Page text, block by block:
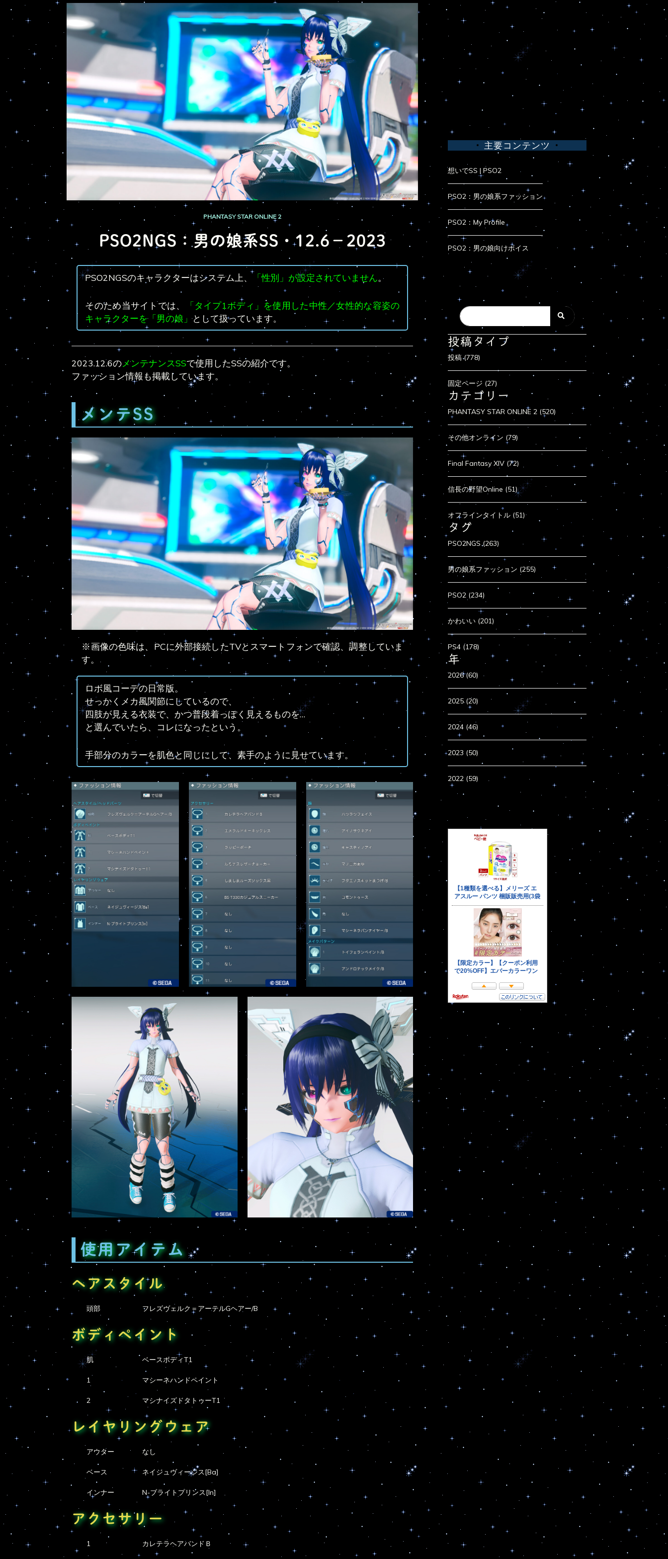
PHANTASY STAR ONLINE 2
PSO2NGS：男の娘系SS・12.6－2023
PSO2NGSのキャラクターはシステム上、 「性別」が設定されていません。
そのため当サイトでは、
「タイプ1ボディ」を使用した中性／女性的な容姿の
キャラクターを「男の娘」として扱っています。
2023.12.6のメンテナンスSSで使用したSSの紹介です。
ファッション情報も掲載しています。
メンテSS
※画像の色味は、PCに外部接続したTVとスマートフォンで確認、調整していま
す。
ロボ風コーデの日常版。
せっかくメカ風関節にしているので、
四肢が見える衣装で、かつ普段着っぽく見えるものを…
と選んでいたら、コレになったという。
手部分のカラーを肌色と同じにして、素手のように見せています。
使用アイテム
ヘアスタイル
頭部 フレズヴェルク＝アーテルGヘアー/B
ボディペイント
肌 ベースボディT1
1 マシーネハンドペイント
2 マシナイズドタトゥーT1
レイヤリングウェア
アウター なし
ベース ネイジュヴィージス[Ba]
インナー N-ブライトプリンス[In]
アクセサリー
1 カレテラヘアバンドＢ
主要コンテンツ
想いでSS | PSO2
PSO2：男の娘系ファッション
PSO2：My Profile
PSO2：男の娘向けボイス
投稿タイプ
投稿 (778)
固定ページ (27)
カテゴリー
PHANTASY STAR ONLINE 2 (520)
その他オンライン (79)
Final Fantasy XIV (72)
信長の野望Online (51)
オフラインタイトル (51)
タグ
PSO2NGS (263)
男の娘系ファッション (255)
PSO2 (234)
かわいい (201)
PS4 (178)
年
2026 (60)
2025 (20)
2024 (46)
2023 (50)
2022 (59)